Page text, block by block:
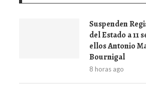
Suspenden
del Estado a 11
ellos Antonio
Bournigal
8 horas ago